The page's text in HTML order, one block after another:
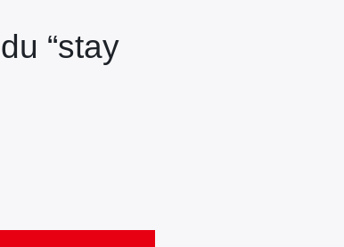
“stay